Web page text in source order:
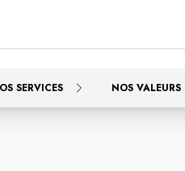
SERVICES NOS VALEURS